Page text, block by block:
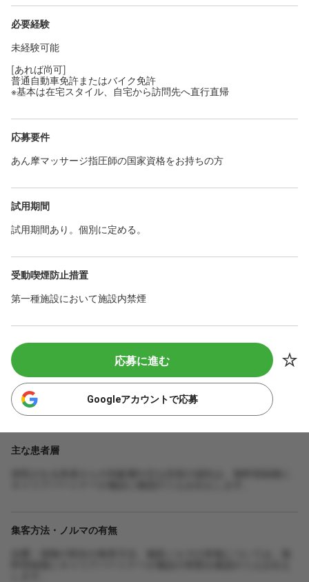
必要経験
未経験可能
[あれば尚可]
普通自動車免許またはバイク免許
※基本は在宅スタイル、自宅から訪問先へ直行直帰
応募要件
あん摩マッサージ指圧師の国家資格をお持ちの方
試用期間
試用期間あり。個別に定める。
受動喫煙防止措置
第一種施設において施設内禁煙
応募に進む
Googleアカウントで応募
主な患者層
集客方法・ノルマの有無